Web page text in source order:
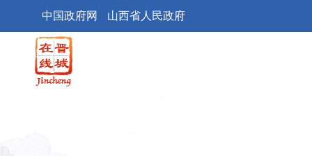
中国政府网 山西省人民政府